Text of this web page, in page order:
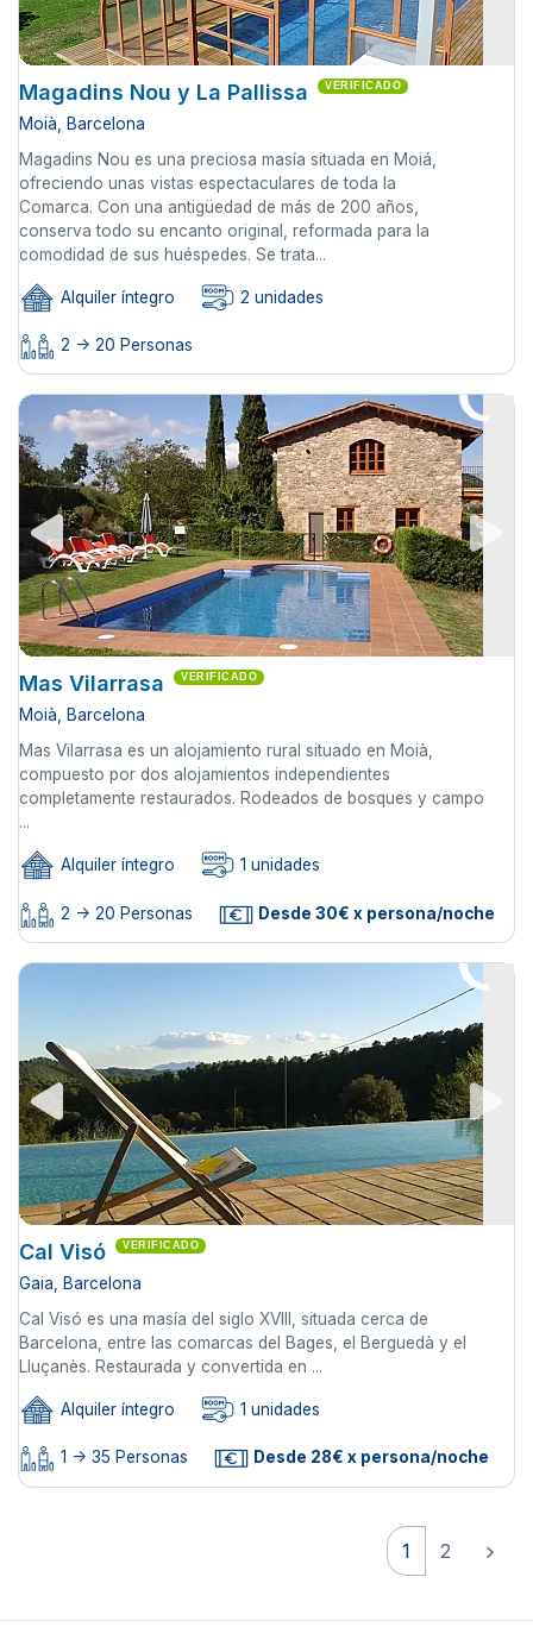
Magadins Nou y La Pallissa VERIFICADO
Moià, Barcelona
Magadins Nou es una preciosa masía situada en Moiá,
ofreciendo unas vistas espectaculares de toda la
Comarca. Con una antigüedad de más de 200 años,
conserva todo su encanto original, reformada para la
comodidad de sus huéspedes. Se trata...
Alquiler íntegro 2 unidades
2 -> 20 Personas
Mas Vilarrasa VERIFICADO
Moià, Barcelona
Mas Vilarrasa es un alojamiento rural situado en Moià,
compuesto por dos alojamientos independientes
completamente restaurados. Rodeados de bosques y campo
...
Alquiler íntegro 1 unidades
2 -> 20 Personas Desde 30€ x persona/noche
Cal Visó VERIFICADO
Gaia, Barcelona
Cal Visó es una masía del siglo XVIII, situada cerca de
Barcelona, entre las comarcas del Bages, el Berguedà y el
Lluçanès. Restaurada y convertida en ...
Alquiler íntegro 1 unidades
1 -> 35 Personas Desde 28€ x persona/noche
1 2